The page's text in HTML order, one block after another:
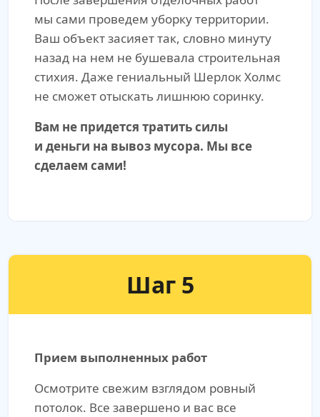
мы сами проведем уборку территории.
Ваш объект засияет так, словно минуту
назад на нем не бушевала строительная
стихия. Даже гениальный Шерлок Холмс
не сможет отыскать лишнюю соринку.
Вам не придется тратить силы
и деньги на вывоз мусора. Мы все
сделаем сами!
Шаг 5
Прием выполненных работ
Осмотрите свежим взглядом ровный
потолок. Все завершено и вас все